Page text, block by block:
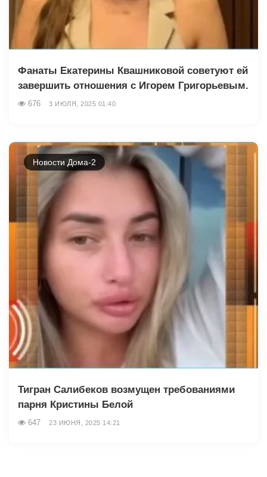
Фанаты Екатерины Квашниковой советуют ей
завершить отношения с Игорем Григорьевым.
676 3 ИЮЛЯ, 2025 01:40
Новости Дома-2
Тигран Салибеков возмущен требованиями
парня Кристины Белой
647 23 ИЮНЯ, 2025 14:21